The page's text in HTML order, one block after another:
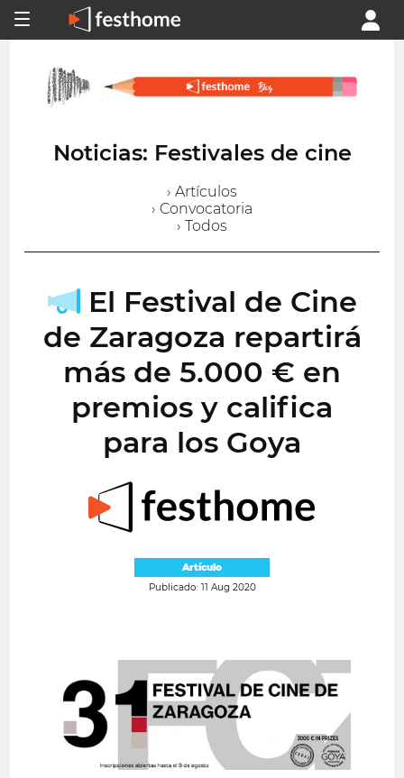
Noticias: Festivales de cine
› Artículos
› Convocatoria
› Todos
El Festival de Cine
de Zaragoza repartirá
más de 5.000 € en
premios y califica
para los Goya
Artículo
Publicado: 11 Aug 2020